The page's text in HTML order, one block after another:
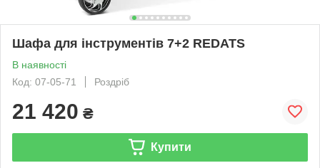
Шафа для інструментів 7+2 REDATS
В наявності
Код: 07-05-71
Роздріб
21 420 ₴
Купити